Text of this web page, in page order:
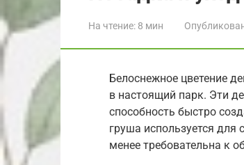
На чтение: 8 мин
Белоснежное цветение
в настоящий парк. Эти
способность быстро
груша используется для
менее требовательна к